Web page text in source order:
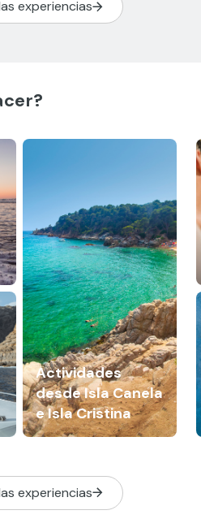
experiencias
Actividades
desde Isla Canela
e Isla Cristina
experiencias